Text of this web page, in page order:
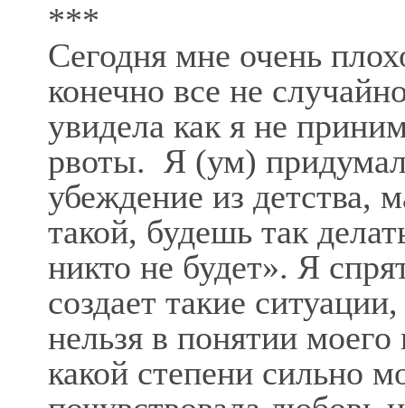
***
Сегодня мне очень
конечно все не
увидела как я не
рвоты. Я (ум)
убеждение из детства,
такой, будешь так
никто не будет». Я
создает такие
нельзя в понятии
какой степени сильно